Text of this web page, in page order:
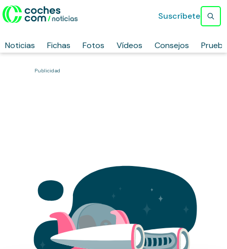
Noticias Fichas Fotos Vídeos Consejos
Suscríbete
Publicidad